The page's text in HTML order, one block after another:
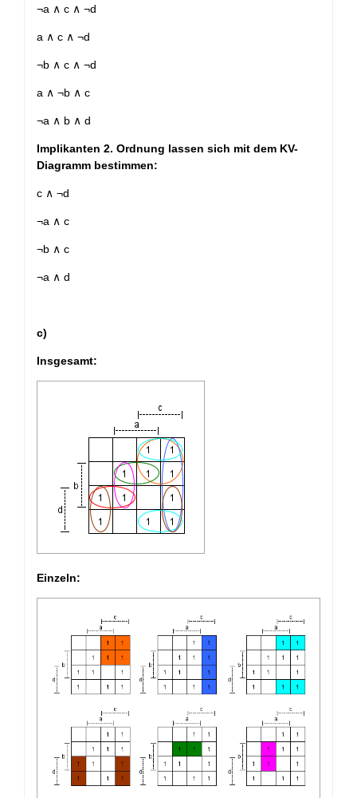
¬a ∧ c ∧ ¬d
a ∧ c ∧ ¬d
¬b ∧ c ∧ ¬d
a ∧ ¬b ∧ c
¬a ∧ b ∧ d
Implikanten 2. Ordnung lassen sich mit dem KV-
Diagramm bestimmen:
c ∧ ¬d
¬a ∧ c
¬b ∧ c
¬a ∧ d
c)
Insgesamt:
Einzeln: